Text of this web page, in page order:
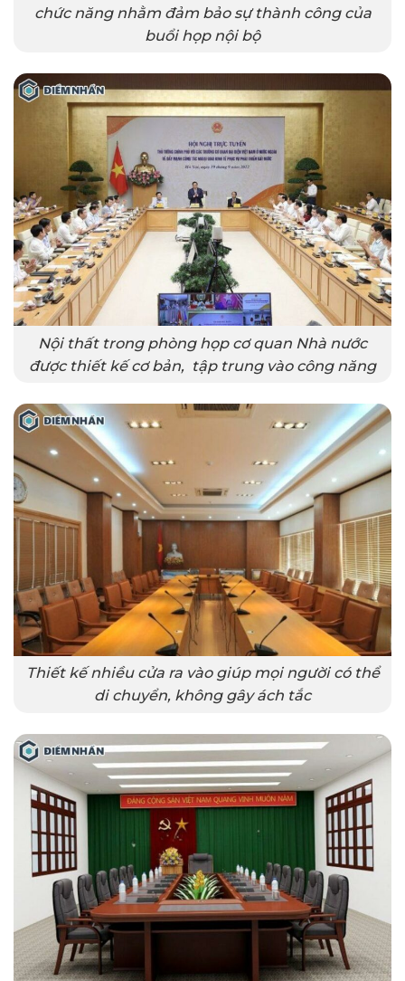
chức năng nhằm đảm bảo sự thành công của
buổi họp nội bộ
Nội thất trong phòng họp cơ quan Nhà nước
được thiết kế cơ bản, tập trung vào công năng
Thiết kế nhiều cửa ra vào giúp mọi người có thể
di chuyển, không gây ách tắc